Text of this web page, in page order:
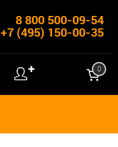
8 800 500-09-54
+7 (495) 150-00-35
✚ 0